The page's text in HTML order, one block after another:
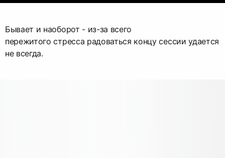
Бывает и наоборот - из-за всего
пережитого стресса радоваться концу сессии удается
не всегда.